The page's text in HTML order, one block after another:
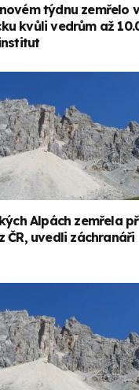
týdnu zemřelo
kvůli vedrům až
Alpách zemřela
ČR, uvedli záchranáři